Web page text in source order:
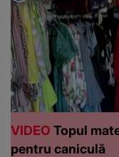
VIDEO Topul
pentru caniculă